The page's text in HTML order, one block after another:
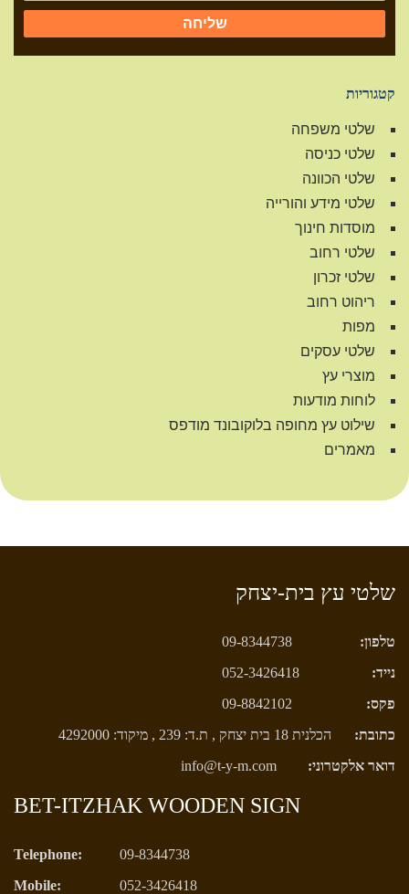
שליחה
קטגוריות
שלטי משפחה
שלטי כניסה
שלטי הכוונה
שלטי מידע והורייה
מוסדות חינוך
שלטי רחוב
שלטי זכרון
ריהוט רחוב
מפות
שלטי עסקים
מוצרי עץ
לוחות מודעות
שילוט עץ מחופה בלוקובונד מודפס
מאמרים
שלטי עץ בית-יצחק
טלפון:
09-8344738
נייד:
052-3426418
פקס:
09-8842102
כתובת:
הכלנית 18 בית יצחק , ת.ד: 239 , מיקוד: 4292000
דואר אלקטרוני:
info@t-y-m.com
BET-ITZHAK WOODEN SIGN
Telephone:
09-8344738
Mobile:
052-3426418